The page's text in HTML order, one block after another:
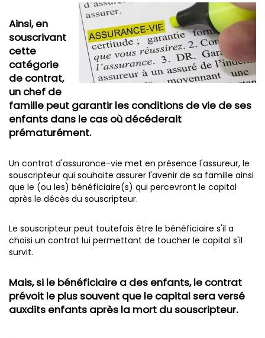
Ainsi, en
souscrivant
cette
catégorie
de contrat,
un chef de
famille peut garantir les conditions de vie de ses
enfants dans le cas où décéderait
prématurément.
Un contrat d'assurance-vie met en présence l'assureur, le
souscripteur qui souhaite assurer l'avenir de sa famille ainsi
que le (ou les) bénéficiaire(s) qui percevront le capital
après le décès du souscripteur.
Le souscripteur peut toutefois être le bénéficiaire s'il a
choisi un contrat lui permettant de toucher le capital s'il
survit.
Mais, si le bénéficiaire a des enfants, le contrat
prévoit le plus souvent que le capital sera versé
auxdits enfants après la mort du souscripteur.